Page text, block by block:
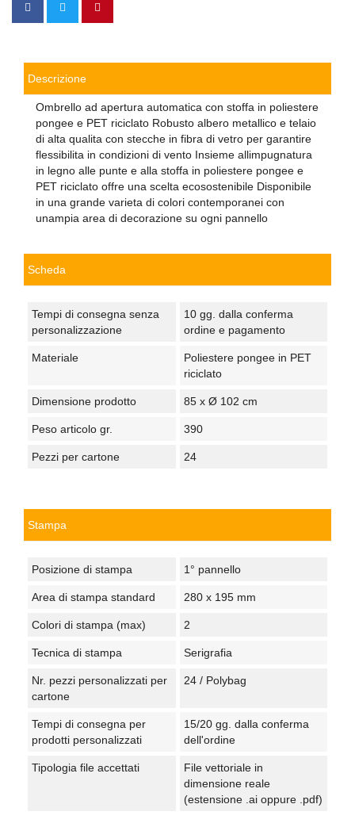
Descrizione
Ombrello ad apertura automatica con stoffa in poliestere
pongee e PET riciclato Robusto albero metallico e telaio
di alta qualita con stecche in fibra di vetro per garantire
flessibilita in condizioni di vento Insieme allimpugnatura
in legno alle punte e alla stoffa in poliestere pongee e
PET riciclato offre una scelta ecosostenibile Disponibile
in una grande varieta di colori contemporanei con
unampia area di decorazione su ogni pannello
Scheda
Tempi di consegna senza
personalizzazione
10 gg. dalla conferma
ordine e pagamento
Materiale
Poliestere pongee in PET
riciclato
Dimensione prodotto 85 x Ø 102 cm
Peso articolo gr. 390
Pezzi per cartone 24
Stampa
Posizione di stampa 1° pannello
Area di stampa standard 280 x 195 mm
Colori di stampa (max) 2
Tecnica di stampa Serigrafia
Nr. pezzi personalizzati per
cartone
24 / Polybag
Tempi di consegna per
prodotti personalizzati
15/20 gg. dalla conferma
dell'ordine
Tipologia file accettati
File vettoriale in
dimensione reale
(estensione .ai oppure .pdf)